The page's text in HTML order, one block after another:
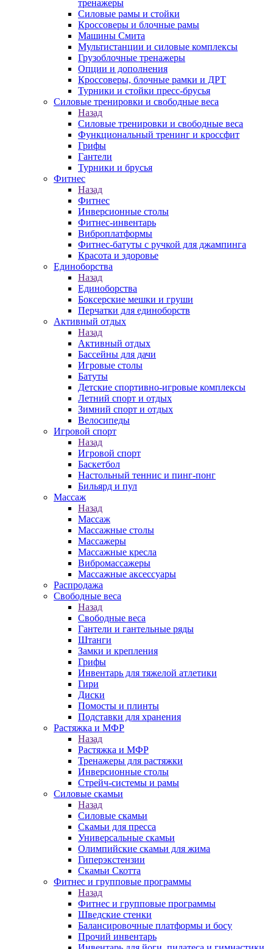
тренажеры
Силовые рамы и стойки
Кроссоверы и блочные рамы
Машины Смита
Мультистанции и силовые комплексы
Грузоблочные тренажеры
Опции и дополнения
Кроссоверы, блочные рамки и ДРТ
Турники и стойки пресс-брусья
Силовые тренировки и свободные веса
Назад
Силовые тренировки и свободные веса
Функциональный тренинг и кроссфит
Грифы
Гантели
Турники и брусья
Фитнес
Назад
Фитнес
Инверсионные столы
Фитнес-инвентарь
Виброплатформы
Фитнес-батуты с ручкой для джампинга
Красота и здоровье
Единоборства
Назад
Единоборства
Боксерские мешки и груши
Перчатки для единоборств
Активный отдых
Назад
Активный отдых
Бассейны для дачи
Игровые столы
Батуты
Детские спортивно-игровые комплексы
Летний спорт и отдых
Зимний спорт и отдых
Велосипеды
Игровой спорт
Назад
Игровой спорт
Баскетбол
Настольный теннис и пинг-понг
Бильярд и пул
Массаж
Назад
Массаж
Массажные столы
Массажеры
Массажные кресла
Вибромассажеры
Массажные аксессуары
Распродажа
Свободные веса
Назад
Свободные веса
Гантели и гантельные ряды
Штанги
Замки и крепления
Грифы
Инвентарь для тяжелой атлетики
Гири
Диски
Помосты и плинты
Подставки для хранения
Растяжка и МФР
Назад
Растяжка и МФР
Тренажеры для растяжки
Инверсионные столы
Стрейч-системы и рамы
Силовые скамьи
Назад
Силовые скамьи
Скамьи для пресса
Универсальные скамьи
Олимпийские скамьи для жима
Гиперэкстензии
Скамьи Скотта
Фитнес и групповые программы
Назад
Фитнес и групповые программы
Шведские стенки
Балансировочные платформы и босу
Прочий инвентарь